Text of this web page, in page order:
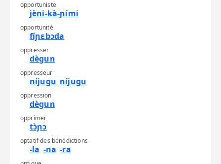
opportuniste
jèni-kà-ɲími
opportunité
fíɲɛbɔda
oppresser
dègun
oppresseur
níjugu níjugu
oppression
dègun
opprimer
tɔ̀ɲɔ
optatif des bénédictions
-la -na -ra